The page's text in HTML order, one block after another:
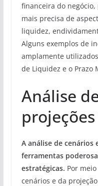
financeira do
mais precisa de
liquidez,
Alguns exemplos de
amplamente utilizados
de Liquidez e o Prazo
Análise
A análise de cenários
ferramentas
estratégicas. Por
cenários e da